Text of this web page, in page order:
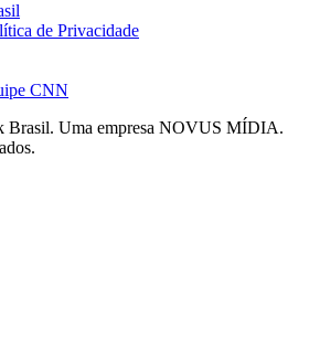
de Privacidade
CNN
Brasil. Uma empresa NOVUS MÍDIA.